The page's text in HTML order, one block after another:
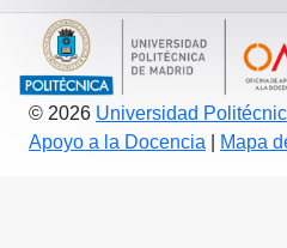
© 2026 Universidad
Apoyo a la Docencia
Mapa